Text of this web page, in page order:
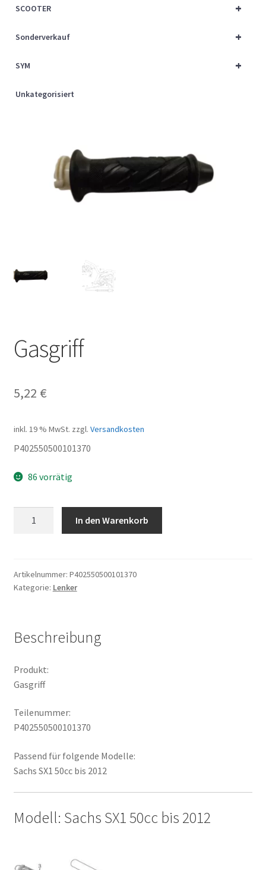
+
SCOOTER
+
Sonderverkauf
+
SYM
Unkategorisiert
Gasgriff
5,22 €
inkl. 19 % MwSt. zzgl. Versandkosten
P402550500101370
86 vorrätig
In den Warenkorb
Artikelnummer: P402550500101370
Kategorie: Lenker
Beschreibung
Produkt:
Gasgriff
Teilenummer:
P402550500101370
Passend für folgende Modelle:
Sachs SX1 50cc bis 2012
Modell: Sachs SX1 50cc bis 2012